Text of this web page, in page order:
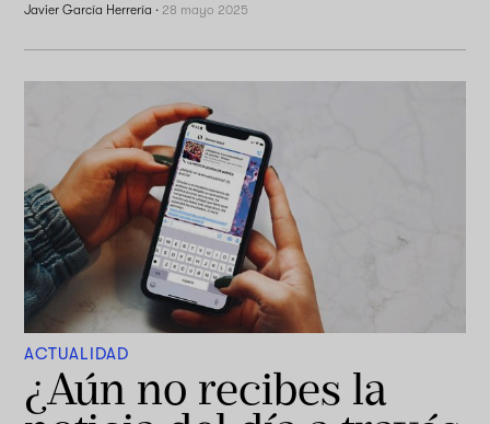
Javier García Herrería · 28 mayo 2025
ACTUALIDAD
¿Aún no recibes la